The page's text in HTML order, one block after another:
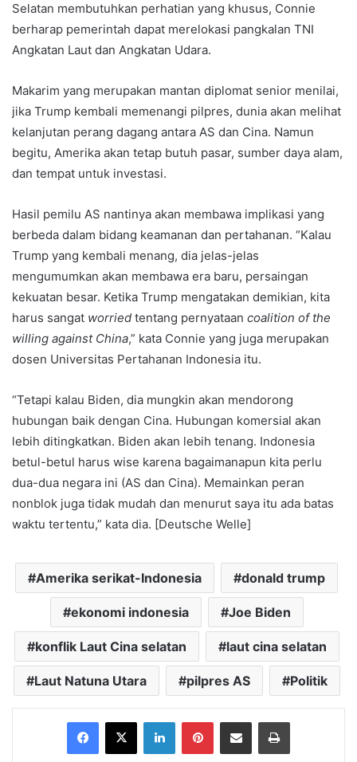
Selatan membutuhkan perhatian yang khusus, Connie
berharap pemerintah dapat merelokasi pangkalan TNI
Angkatan Laut dan Angkatan Udara.
Makarim yang merupakan mantan diplomat senior menilai,
jika Trump kembali memenangi pilpres, dunia akan melihat
kelanjutan perang dagang antara AS dan Cina. Namun
begitu, Amerika akan tetap butuh pasar, sumber daya alam,
dan tempat untuk investasi.
Hasil pemilu AS nantinya akan membawa implikasi yang
berbeda dalam bidang keamanan dan pertahanan. “Kalau
Trump yang kembali menang, dia jelas-jelas
mengumumkan akan membawa era baru, persaingan
kekuatan besar. Ketika Trump mengatakan demikian, kita
harus sangat worried tentang pernyataan coalition of the
willing against China,” kata Connie yang juga merupakan
dosen Universitas Pertahanan Indonesia itu.
“Tetapi kalau Biden, dia mungkin akan mendorong
hubungan baik dengan Cina. Hubungan komersial akan
lebih ditingkatkan. Biden akan lebih tenang. Indonesia
betul-betul harus wise karena bagaimanapun kita perlu
dua-dua negara ini (AS dan Cina). Memainkan peran
nonblok juga tidak mudah dan menurut saya itu ada batas
waktu tertentu,” kata dia. [Deutsche Welle]
Amerika serikat-Indonesia donald trump
ekonomi indonesia Joe Biden
konflik Laut Cina selatan laut cina selatan
Laut Natuna Utara pilpres AS Politik
Facebook
X LinkedInPinterestShare via Email Print